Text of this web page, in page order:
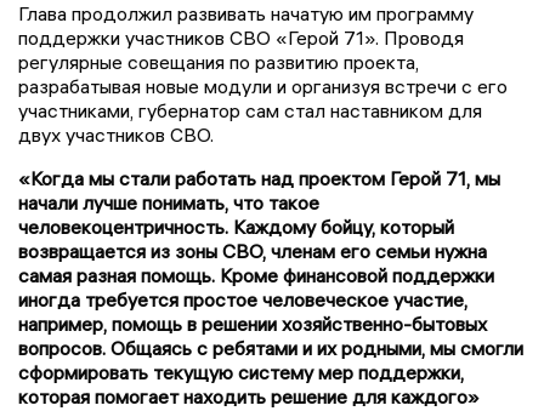
Глава продолжил развивать начатую им программу
поддержки участников СВО «Герой 71». Проводя
регулярные совещания по развитию проекта,
разрабатывая новые модули и организуя встречи с его
участниками, губернатор сам стал наставником для
двух участников СВО.
«Когда мы стали работать над проектом Герой 71, мы
начали лучше понимать, что такое
человекоцентричность. Каждому бойцу, который
возвращается из зоны СВО, членам его семьи нужна
самая разная помощь. Кроме финансовой поддержки
иногда требуется простое человеческое участие,
например, помощь в решении хозяйственно-бытовых
вопросов. Общаясь с ребятами и их родными, мы смогли
сформировать текущую систему мер поддержки,
которая помогает находить решение для каждого»